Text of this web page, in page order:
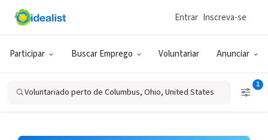
Participar Buscar Emprego Voluntariar Anunciar
Entrar Inscreva-se
Voluntariado perto de Columbus, Ohio, United States
1
Voluntariado
Nenhum anúncio de voluntariado está de
acordo com sua busca.
Todos os anúncio de